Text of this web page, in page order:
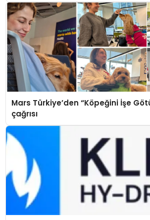
Mars Türkiye’den “Köpeğini İşe
çağrısı